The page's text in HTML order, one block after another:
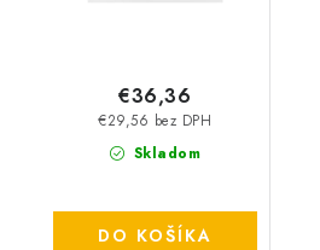
Skladom
€29,56 bez DPH
€36,36
DO KOŠÍKA